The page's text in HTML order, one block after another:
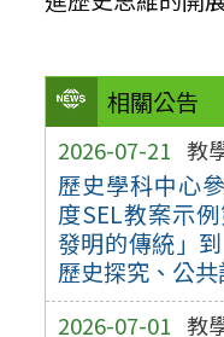
相關公告
2026-07-21 教
歷史學科中心
度SEL教案示
發明的傳統」
歷史探究、公
2026-07-01 教